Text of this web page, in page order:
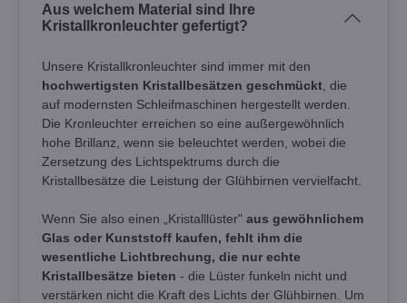
Aus welchem Material sind Ihre
Kristallkronleuchter gefertigt?
Unsere Kristallkronleuchter sind immer mit den
hochwertigsten Kristallbesätzen geschmückt , die
auf modernsten Schleifmaschinen hergestellt werden.
Die Kronleuchter erreichen so eine außergewöhnlich
hohe Brillanz, wenn sie beleuchtet werden, wobei die
Zersetzung des Lichtspektrums durch die
Kristallbesätze die Leistung der Glühbirnen vervielfacht.
Wenn Sie also einen „Kristalllüster" aus gewöhnlichem
Glas oder Kunststoff kaufen, fehlt ihm die
wesentliche Lichtbrechung, die nur echte
Kristallbesätze bieten - die Lüster funkeln nicht und
verstärken nicht die Kraft des Lichts der Glühbirnen. Um